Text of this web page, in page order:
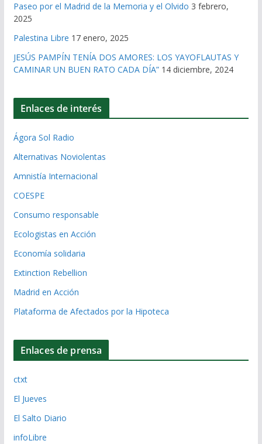
Paseo por el Madrid de la Memoria y el Olvido 3 febrero,
2025
Palestina Libre 17 enero, 2025
JESÚS PAMPÍN TENÍA DOS AMORES: LOS YAYOFLAUTAS Y
CAMINAR UN BUEN RATO CADA DÍA” 14 diciembre, 2024
Enlaces de interés
Ágora Sol Radio
Alternativas Noviolentas
Amnistía Internacional
COESPE
Consumo responsable
Ecologistas en Acción
Economía solidaria
Extinction Rebellion
Madrid en Acción
Plataforma de Afectados por la Hipoteca
Enlaces de prensa
ctxt
El Jueves
El Salto Diario
infoLibre